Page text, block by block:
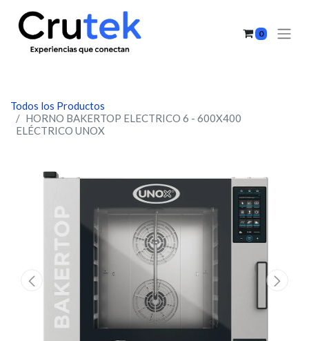
0
Todos los Productos
HORNO BAKERTOP ELECTRICO 6 - 600X400
ELÉCTRICO UNOX